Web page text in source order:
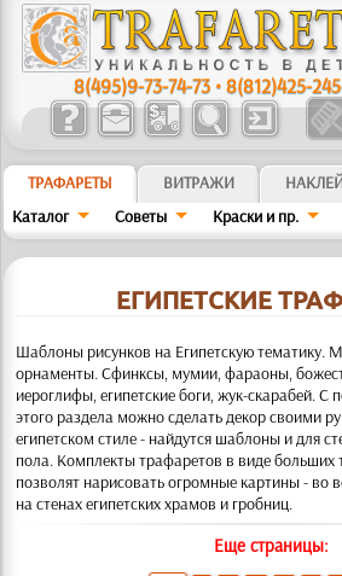
8(495)9-73-74-73 •8(812)425-
ТРАФАРЕТЫ ВИТРАЖИ
Каталог
Советы Краски и пр.
ЕГИПЕТСКИЕ
Шаблоны рисунков на Египетскую тематику.
орнаменты. Сфинксы, мумии, фараоны,
иероглифы, египетские боги, жук-скарабей.
этого раздела можно сделать декор своими
египетском стиле - найдутся шаблоны и для
пола. Комплекты трафаретов в виде больших
позволят нарисовать огромные картины - во
на стенах египетских храмов и гробниц.
Еще страницы: